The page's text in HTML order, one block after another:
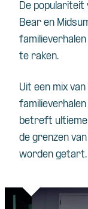
De populariteit
Bear en
te raken.
Uit een mix
familieverhalen
betreft ultieme
de grenzen
worden getart.